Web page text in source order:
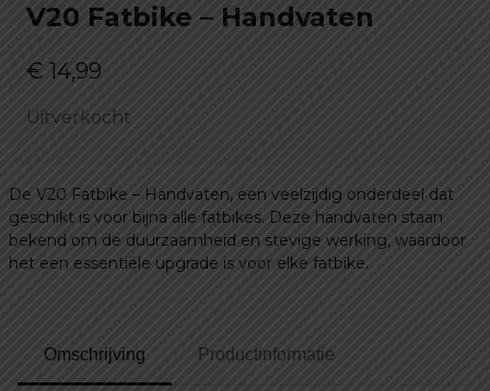
V20 Fatbike – Handvaten
€ 14,99
Uitverkocht
De V20 Fatbike – Handvaten, een veelzijdig onderdeel dat
geschikt is voor bijna alle fatbikes. Deze handvaten staan
bekend om de duurzaamheid en stevige werking, waardoor
het een essentiële upgrade is voor elke fatbike.
Omschrijving Productinformatie